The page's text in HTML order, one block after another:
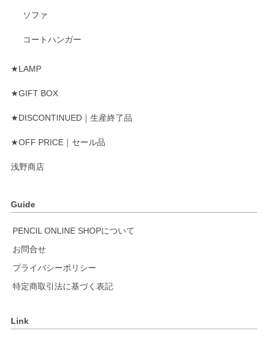
ソファ
コートハンガー
★LAMP
★GIFT BOX
★DISCONTINUED｜生産終了品
★OFF PRICE｜セール品
浅野商店
Guide
PENCIL ONLINE SHOPについて
お問合せ
プライバシーポリシー
特定商取引法に基づく表記
Link